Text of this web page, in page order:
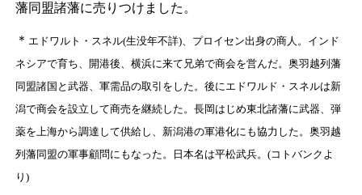
藩同盟諸藩に売りつけました。
＊ エドワルト・スネル(生没年不詳)、プロイセン出身の商人。インド
ネシアで育ち、開港後、横浜に来て兄弟で商会を営んだ。奥羽越列藩
同盟諸国と武器、軍需品の取引をした。後にエドワルド・スネルは新
潟で商会を設立して商売を継続した。長岡はじめ東北諸藩に武器、弾
薬を上海から調達して供給し、新潟港の軍港化にも協力した。奥羽越
列藩同盟の軍事顧問にもなった。日本名は平松武兵。(コトバンクよ
り)